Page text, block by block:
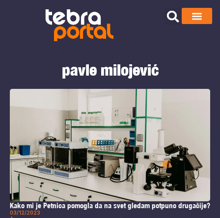
pavle milojević
Kako mi je Petnica pomogla da na svet gledam potpuno drugačije?
03/12/2023